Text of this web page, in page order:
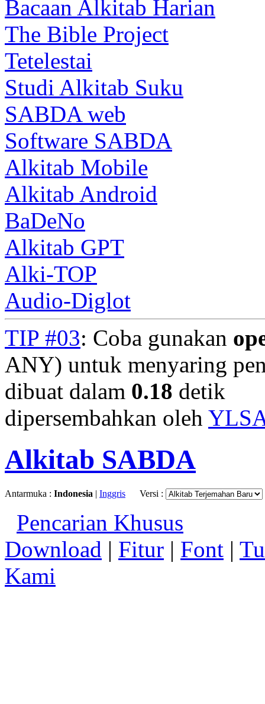
Bacaan Alkitab Harian
The Bible Project
Tetelestai
Studi Alkitab Suku
SABDA web
Software SABDA
Alkitab Mobile
Alkitab Android
BaDeNo
Alkitab GPT
Alki-TOP
Audio-Diglot
TIP #03: Coba gunakan
ANY) untuk menyaring
dibuat dalam 0.18 detik
dipersembahkan oleh
Alkitab SABDA
Antarmuka : Indonesia | Inggris Versi :
Pencarian Khusus
Download | Fitur | Font |
Kami